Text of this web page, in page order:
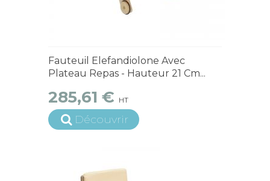
Fauteuil Elefandiolone Avec
Plateau Repas - Hauteur 21 Cm...
285,61 € HT
Découvrir